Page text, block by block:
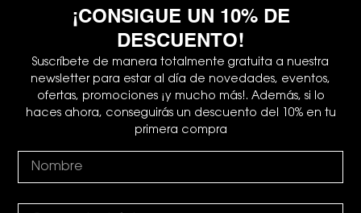
¡CONSIGUE UN 10% DE
DESCUENTO!
Suscríbete de manera totalmente gratuita a nuestra
newsletter para estar al día de novedades, eventos,
ofertas, promociones ¡y mucho más!. Además, si lo
haces ahora, conseguirás un descuento del 10% en tu
primera compra